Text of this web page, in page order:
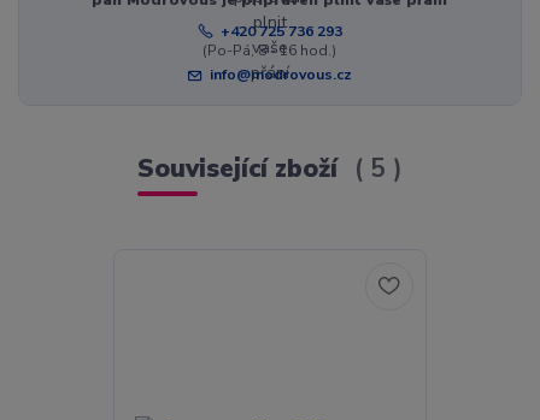
+420 725 736 293
(Po-Pá, 8 - 16 hod.)
info@modrovous.cz
Související zboží 5